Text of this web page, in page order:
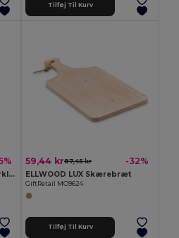
Tilføj Til Kurv
FITTED KITAB Justerbart forklæde
59,44 kr87,45 kr -32%
ELLWOOD LUX Skærebræt
GiftRetail MO9624
Tilføj Til Kurv